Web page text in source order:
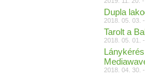
Dupla
2018. 05. 03.
Tarolt a
2018. 05. 01.
2018. 04. 30.